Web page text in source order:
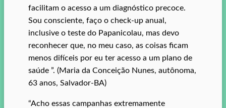
facilitam o acesso a um diagnóstico precoce.
Sou consciente, faço o check-up anual,
inclusive o teste do Papanicolau, mas devo
reconhecer que, no meu caso, as coisas ficam
menos difíceis por eu ter acesso a um plano de
saúde ”. (Maria da Conceição Nunes, autônoma,
63 anos, Salvador-BA)
“Acho essas campanhas extremamente